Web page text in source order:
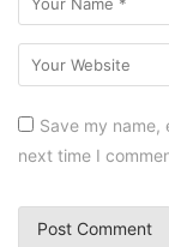
Save my name,
next time I